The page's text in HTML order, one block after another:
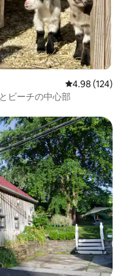
レビュー124
4.98 (124)
ビーチの中心部